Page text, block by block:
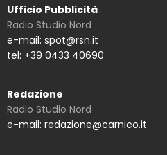
Ufficio Pubblicità
Radio Studio Nord
e-mail: spot@rsn.it
tel: +39 0433 40690
Redazione
Radio Studio Nord
e-mail: redazione@carnico.it